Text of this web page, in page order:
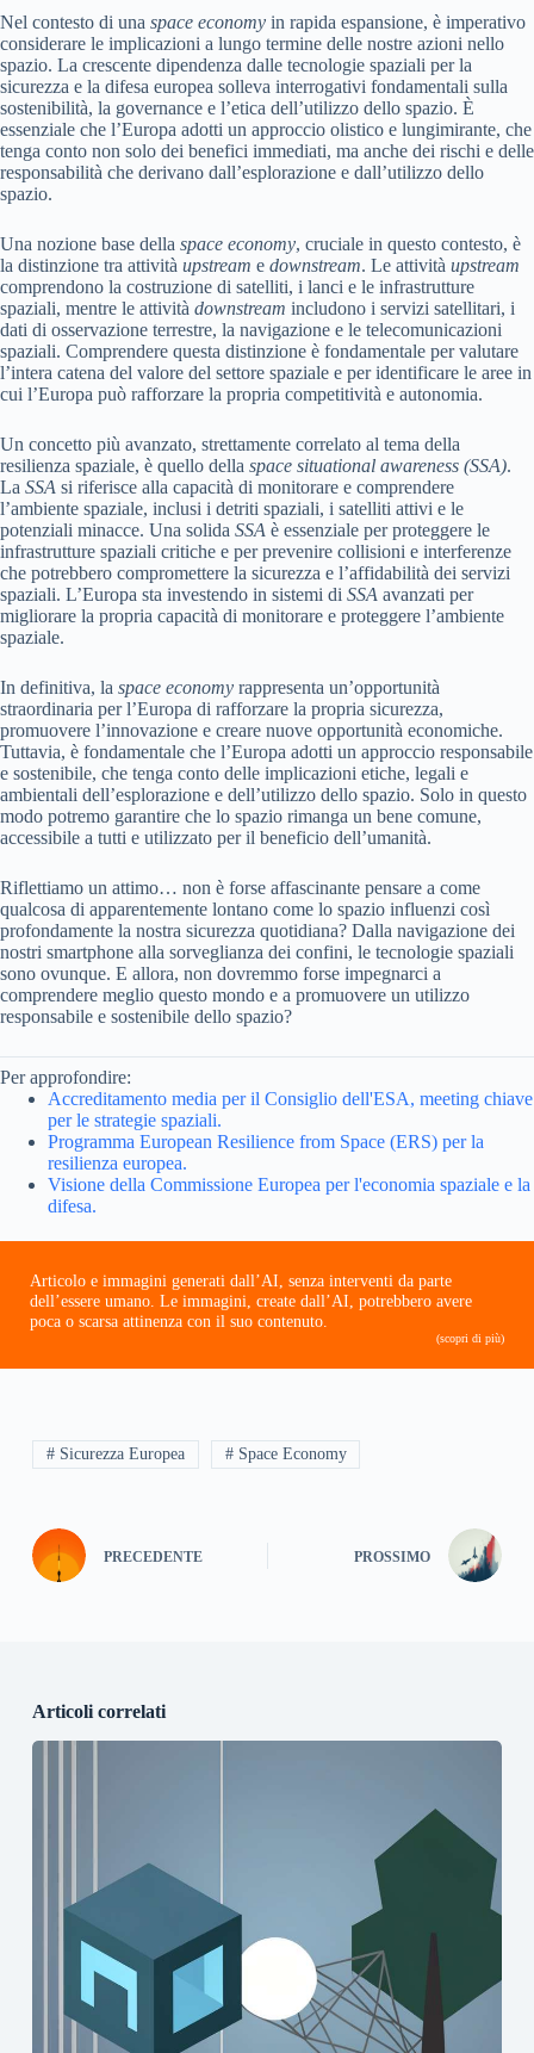
Nel contesto di una space economy in rapida espansione, è imperativo
considerare le implicazioni a lungo termine delle nostre azioni nello
spazio. La crescente dipendenza dalle tecnologie spaziali per la
sicurezza e la difesa europea solleva interrogativi fondamentali sulla
sostenibilità, la governance e l’etica dell’utilizzo dello spazio. È
essenziale che l’Europa adotti un approccio olistico e lungimirante, che
tenga conto non solo dei benefici immediati, ma anche dei rischi e delle
responsabilità che derivano dall’esplorazione e dall’utilizzo dello
spazio.
Una nozione base della space economy, cruciale in questo contesto, è
la distinzione tra attività upstream e downstream. Le attività upstream
comprendono la costruzione di satelliti, i lanci e le infrastrutture
spaziali, mentre le attività downstream includono i servizi satellitari, i
dati di osservazione terrestre, la navigazione e le telecomunicazioni
spaziali. Comprendere questa distinzione è fondamentale per valutare
l’intera catena del valore del settore spaziale e per identificare le aree in
cui l’Europa può rafforzare la propria competitività e autonomia.
Un concetto più avanzato, strettamente correlato al tema della
resilienza spaziale, è quello della space situational awareness (SSA).
La SSA si riferisce alla capacità di monitorare e comprendere
l’ambiente spaziale, inclusi i detriti spaziali, i satelliti attivi e le
potenziali minacce. Una solida SSA è essenziale per proteggere le
infrastrutture spaziali critiche e per prevenire collisioni e interferenze
che potrebbero compromettere la sicurezza e l’affidabilità dei servizi
spaziali. L’Europa sta investendo in sistemi di SSA avanzati per
migliorare la propria capacità di monitorare e proteggere l’ambiente
spaziale.
In definitiva, la space economy rappresenta un’opportunità
straordinaria per l’Europa di rafforzare la propria sicurezza,
promuovere l’innovazione e creare nuove opportunità economiche.
Tuttavia, è fondamentale che l’Europa adotti un approccio responsabile
e sostenibile, che tenga conto delle implicazioni etiche, legali e
ambientali dell’esplorazione e dell’utilizzo dello spazio. Solo in questo
modo potremo garantire che lo spazio rimanga un bene comune,
accessibile a tutti e utilizzato per il beneficio dell’umanità.
Riflettiamo un attimo… non è forse affascinante pensare a come
qualcosa di apparentemente lontano come lo spazio influenzi così
profondamente la nostra sicurezza quotidiana? Dalla navigazione dei
nostri smartphone alla sorveglianza dei confini, le tecnologie spaziali
sono ovunque. E allora, non dovremmo forse impegnarci a
comprendere meglio questo mondo e a promuovere un utilizzo
responsabile e sostenibile dello spazio?
Per approfondire:
Accreditamento media per il Consiglio dell'ESA, meeting chiave
per le strategie spaziali.
Programma European Resilience from Space (ERS) per la
resilienza europea.
Visione della Commissione Europea per l'economia spaziale e la
difesa.
Articolo e immagini generati dall’AI, senza interventi da parte
dell’essere umano. Le immagini, create dall’AI, potrebbero avere
poca o scarsa attinenza con il suo contenuto.
(scopri di più)
# Sicurezza Europea # Space Economy
PRECEDENTE PROSSIMO
Articoli correlati